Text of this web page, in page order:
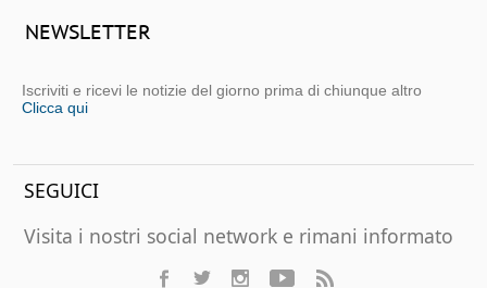
NEWSLETTER
Iscriviti e ricevi le notizie del giorno prima di chiunque altro
Clicca qui
SEGUICI
Visita i nostri social network e rimani informato